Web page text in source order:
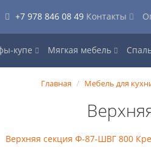
+7 978 846 08 49 Контакты
купе Мягкая мебель
Главная Мебель для